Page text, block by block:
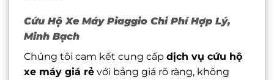
Cứu Hộ Xe Máy Piaggio Chi Phí Hợp Lý,
Minh Bạch
Chúng tôi cam kết cung cấp dịch vụ cứu hộ
xe máy giá rẻ với bảng giá rõ ràng, không